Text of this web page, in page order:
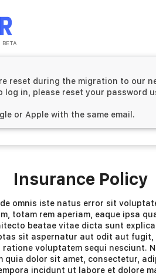
BETA
reset during the migration to our
log in, please reset your password
or Apple with the same email.
Insurance Policy
omnis iste natus error sit
totam rem aperiam, eaque ipsa
beatae vitae dicta sunt
sit aspernatur aut odit aut fugit,
ratione voluptatem sequi nesciunt.
quia dolor sit amet, consectetur,
incidunt ut labore et dolore